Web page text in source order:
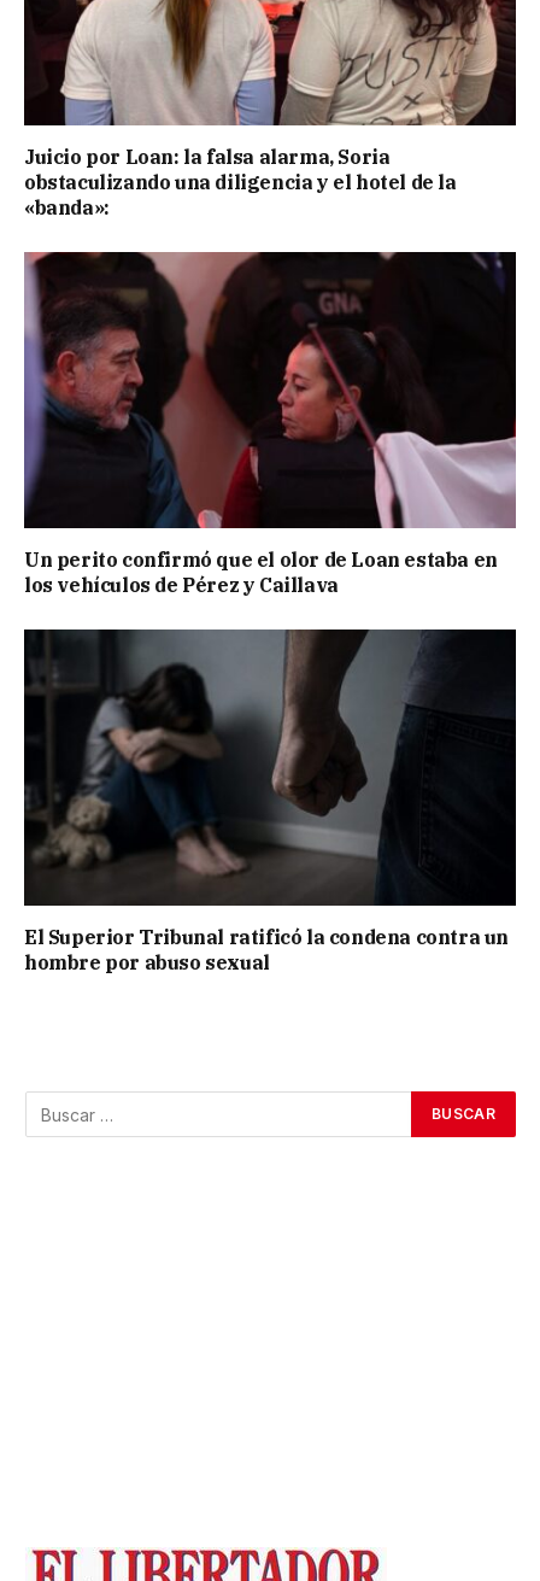
Juicio por Loan: la falsa alarma, Soria
obstaculizando una diligencia y el hotel de la
«banda»:
Un perito confirmó que el olor de Loan estaba en
los vehículos de Pérez y Caillava
El Superior Tribunal ratificó la condena contra un
hombre por abuso sexual